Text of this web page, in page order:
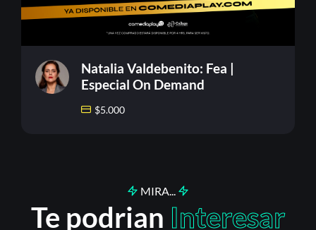
Natalia Valdebenito: Fea |
Especial On Demand
$5.000
MIRA...
Te podrian Interesar